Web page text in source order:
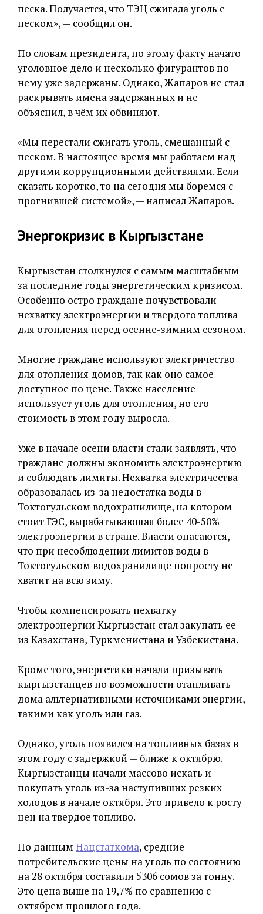
песка. Получается, что ТЭЦ сжигала уголь с
песком», — сообщил он.
По словам президента, по этому факту начато
уголовное дело и несколько фигурантов по
нему уже задержаны. Однако, Жапаров не стал
раскрывать имена задержанных и не
объяснил, в чём их обвиняют.
«Мы перестали сжигать уголь, смешанный с
песком. В настоящее время мы работаем над
другими коррупционными действиями. Если
сказать коротко, то на сегодня мы боремся с
прогнившей системой», — написал Жапаров.
Энергокризис в Кыргызстане
Кыргызстан столкнулся с самым масштабным
за последние годы энергетическим кризисом.
Особенно остро граждане почувствовали
нехватку электроэнергии и твердого топлива
для отопления перед осенне-зимним сезоном.
Многие граждане используют электричество
для отопления домов, так как оно самое
доступное по цене. Также население
использует уголь для отопления, но его
стоимость в этом году выросла.
Уже в начале осени власти стали заявлять, что
граждане должны экономить электроэнергию
и соблюдать лимиты. Нехватка электричества
образовалась из-за недостатка воды в
Токтогульском водохранилище, на котором
стоит ГЭС, вырабатывающая более 40-50%
электроэнергии в стране. Власти опасаются,
что при несоблюдении лимитов воды в
Токтогульском водохранилище попросту не
хватит на всю зиму.
Чтобы компенсировать нехватку
электроэнергии Кыргызстан стал закупать ее
из Казахстана, Туркменистана и Узбекистана.
Кроме того, энергетики начали призывать
кыргызстанцев по возможности отапливать
дома альтернативными источниками энергии,
такими как уголь или газ.
Однако, уголь появился на топливных базах в
этом году с задержкой — ближе к октябрю.
Кыргызстанцы начали массово искать и
покупать уголь из-за наступивших резких
холодов в начале октября. Это привело к росту
цен на твердое топливо.
По даннымНацстаткома, средние
потребительские цены на уголь по состоянию
на 28 октября составили 5306 сомов за тонну.
Это цена выше на 19,7% по сравнению с
октябрем прошлого года.